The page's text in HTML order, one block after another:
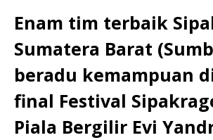
Enam tim terbaik
Sumatera Barat
beradu kemampuan
final Festival
Piala Bergilir Evi